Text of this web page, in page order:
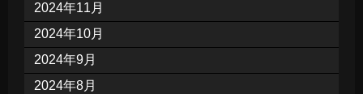
2024年11月
2024年10月
2024年9月
2024年8月